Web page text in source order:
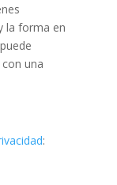
la forma en
una
: